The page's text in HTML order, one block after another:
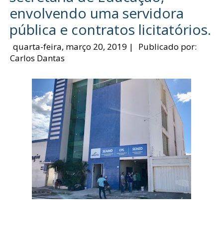
envolvendo uma servidora
pública e contratos licitatórios.
quarta-feira, março 20, 2019 |
Publicado por:
Carlos Dantas